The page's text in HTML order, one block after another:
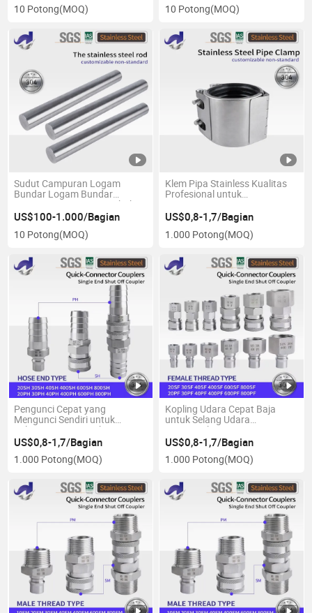
10 Potong(MOQ) 10 Potong(MOQ)
Sudut Campuran Logam
Bundar Logam Bundar
Logam, Logam, Rata Pabrik
SS 304 316 409 di Grab
handuk kotak berukuran
persegi Harga Termisi Bar
US$100-1.000/Bagian
10 Potong(MOQ)
Klem Pipa Stainless Kualitas
Profesional untuk
US$0,8-1,7/Bagian
1.000 Potong(MOQ)
Pengunci Cepat yang
Mengunci Sendiri untuk
Pelepasan Cepat Tekanan
Udara
US$0,8-1,7/Bagian
1.000 Potong(MOQ)
Kopling Udara Cepat Baja
untuk Selang Udara
Pneumatik
US$0,8-1,7/Bagian
1.000 Potong(MOQ)